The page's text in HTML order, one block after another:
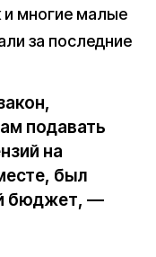
и многие малые
за последние
подавать
на
был
бюджет, —